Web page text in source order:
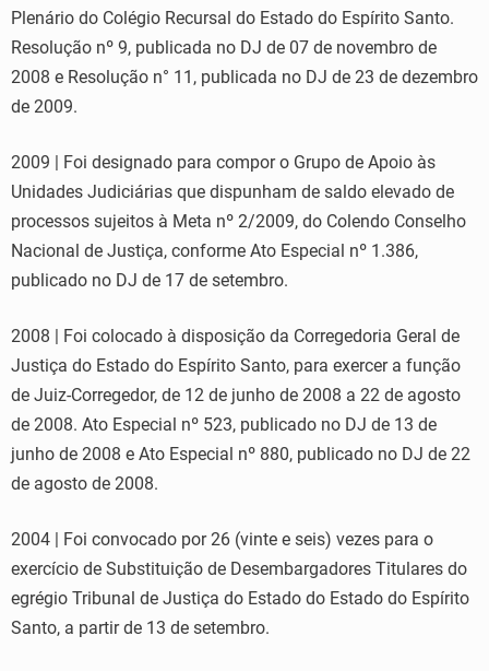
Plenário do Colégio Recursal do Estado do Espírito Santo.
Resolução nº 9, publicada no DJ de 07 de novembro de
2008 e Resolução n° 11, publicada no DJ de 23 de dezembro
de 2009.
2009 | Foi designado para compor o Grupo de Apoio às
Unidades Judiciárias que dispunham de saldo elevado de
processos sujeitos à Meta nº 2/2009, do Colendo Conselho
Nacional de Justiça, conforme Ato Especial nº 1.386,
publicado no DJ de 17 de setembro.
2008 | Foi colocado à disposição da Corregedoria Geral de
Justiça do Estado do Espírito Santo, para exercer a função
de Juiz-Corregedor, de 12 de junho de 2008 a 22 de agosto
de 2008. Ato Especial nº 523, publicado no DJ de 13 de
junho de 2008 e Ato Especial nº 880, publicado no DJ de 22
de agosto de 2008.
2004 | Foi convocado por 26 (vinte e seis) vezes para o
exercício de Substituição de Desembargadores Titulares do
egrégio Tribunal de Justiça do Estado do Estado do Espírito
Santo, a partir de 13 de setembro.